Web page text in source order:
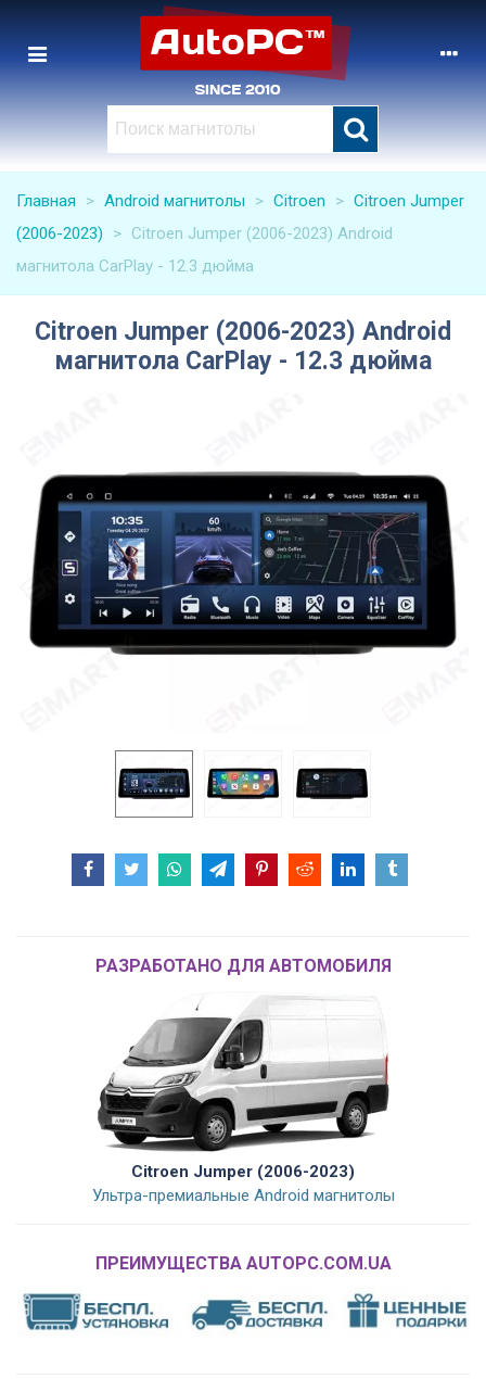
Главная > Android магнитолы > Citroen > Citroen Jumper
(2006-2023)
> Citroen Jumper (2006-2023) Android
магнитола CarPlay - 12.3 дюйма
Citroen Jumper (2006-2023) Android
магнитола CarPlay - 12.3 дюйма
РАЗРАБОТАНО ДЛЯ АВТОМОБИЛЯ
Citroen Jumper (2006-2023)
Ультра-премиальные Android магнитолы
ПРЕИМУЩЕСТВА AUTOPC.COM.UA